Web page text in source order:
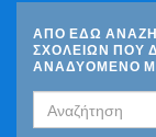
ΑΠΟ ΕΔΩ
ΣΧΟΛΕΙΩΝ ΠΟΥ
ΑΝΑΔΥΟΜΕΝΟ
Search for: